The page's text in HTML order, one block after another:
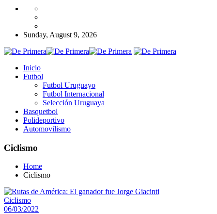
Sunday, August 9, 2026
Inicio
Futbol
Futbol Uruguayo
Futbol Internacional
Selección Uruguaya
Basquetbol
Polideportivo
Automovilismo
Ciclismo
Home
Ciclismo
Ciclismo
06/03/2022